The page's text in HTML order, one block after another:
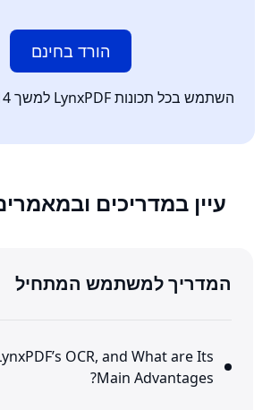
הורד בחינם
השתמש בכל תכונות LynxPDF למשך 14 יום, ללא עלות!
עיין במדריכים
המדריך למשתמש המתחיל
OCR, and What are Its
Main Advantages?